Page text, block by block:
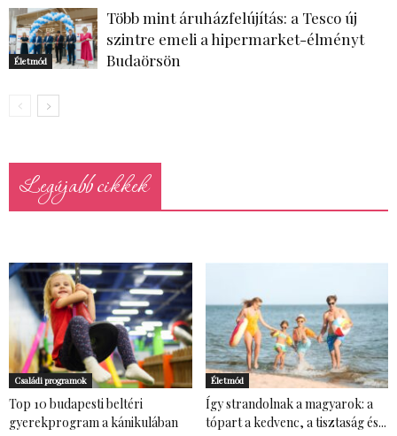
Életmód
Több mint áruházfelújítás: a Tesco új
szintre emeli a hipermarket-élményt
Budaörsön
Legújabb cikkek
Családi programok
Top 10 budapesti beltéri
gyerekprogram a kánikulában
Életmód
Így strandolnak a magyarok: a
tópart a kedvenc, a tisztaság és...